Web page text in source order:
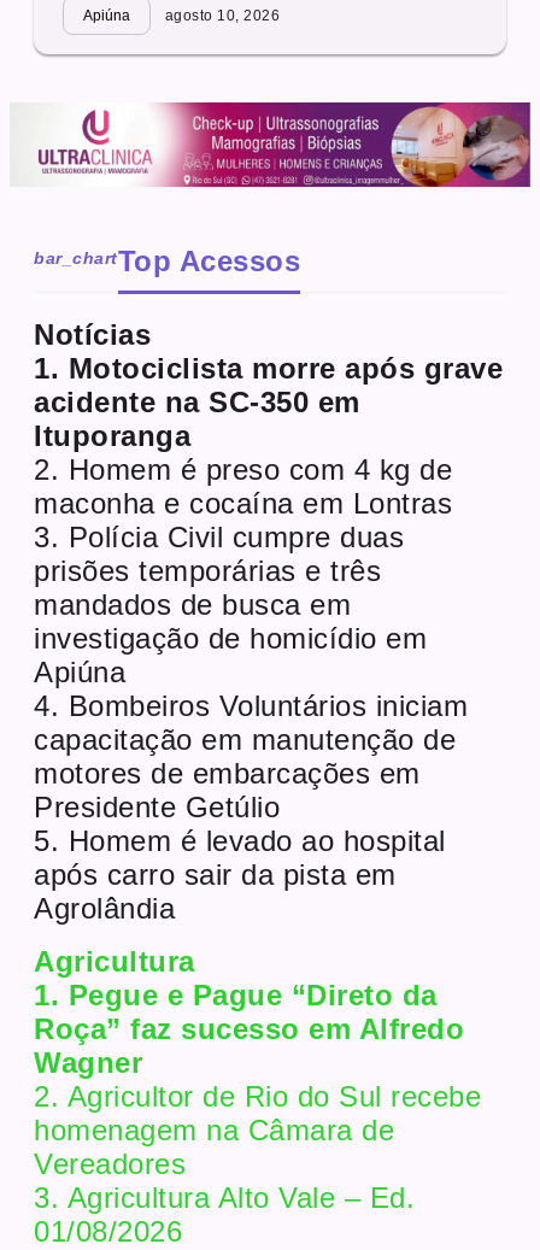
Apiúna agosto 10, 2026
bar_chartTop Acessos
Notícias
1. Motociclista morre após grave
acidente na SC-350 em
Ituporanga
2. Homem é preso com 4 kg de
maconha e cocaína em Lontras
3. Polícia Civil cumpre duas
prisões temporárias e três
mandados de busca em
investigação de homicídio em
Apiúna
4. Bombeiros Voluntários iniciam
capacitação em manutenção de
motores de embarcações em
Presidente Getúlio
5. Homem é levado ao hospital
após carro sair da pista em
Agrolândia
Agricultura
1. Pegue e Pague “Direto da
Roça” faz sucesso em Alfredo
Wagner
2. Agricultor de Rio do Sul recebe
homenagem na Câmara de
Vereadores
3. Agricultura Alto Vale – Ed.
01/08/2026